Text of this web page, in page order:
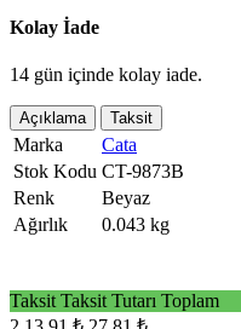
Kolay İade
14 gün içinde kolay iade.
Açıklama Taksit
Marka
Cata
Stok Kodu CT-9873B
Renk
Beyaz
Ağırlık
0.043 kg
Taksit Taksit Tutarı Toplam